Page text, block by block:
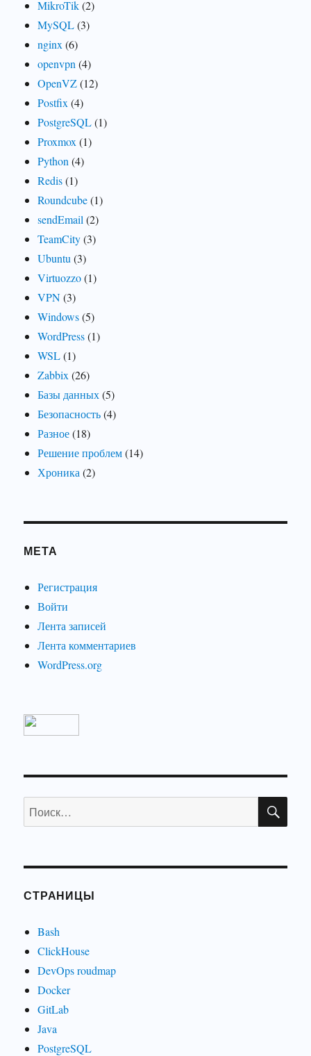
MikroTik(2)
MySQL(3)
nginx (6)
openvpn (4)
OpenVZ(12)
Postfix (4)
PostgreSQL(1)
Proxmox (1)
Python (4)
Redis(1)
Roundcube(1)
sendEmail (2)
TeamCity(3)
Ubuntu (3)
Virtuozzo(1)
VPN(3)
Windows(5)
WordPress(1)
WSL(1)
Zabbix (26)
Базы данных(5)
Безопасность(4)
Разное(18)
Решение проблем(14)
Хроника (2)
МЕТА
Регистрация
Войти
Лента записей
Лента комментариев
WordPress.org
Искать:
СТРАНИЦЫ
Bash
ClickHouse
DevOps roudmap
Docker
GitLab
Java
PostgreSQL